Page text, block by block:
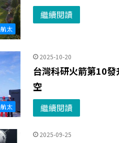
航太
繼續閱讀
航太
2025-10-20
台灣科研火箭第10
空
繼續閱讀
2025-09-25